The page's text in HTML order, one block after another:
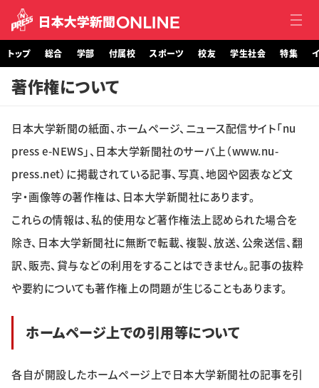
トップ
総合
付属校
校友
特集・企画
イベント
トップ 総合 学部 付属校 スポーツ 校友 学生社会 特集
著作権について
日本大学新聞の紙面、ホームページ、ニュース配信サイト「nu
press e-NEWS」、日本大学新聞社のサーバ上（www.nu-
press.net）に掲載されている記事、写真、地図や図表など文
字・画像等の著作権は、日本大学新聞社にあります。
これらの情報は、私的使用など著作権法上認められた場合を
除き、日本大学新聞社に無断で転載、複製、放送、公衆送信、翻
訳、販売、貸与などの利用をすることはできません。記事の抜粋
や要約についても著作権上の問題が生じることもあります。
ホームページ上での引用等について
各自が開設したホームページ上で日本大学新聞社の記事を引